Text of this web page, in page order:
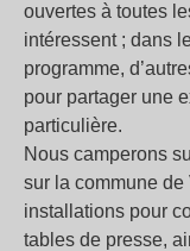
ouvertes à toutes
intéressent ; dans
programme,
pour partager une
particulière.
Nous camperons
sur la commune
installations pour
tables de presse,